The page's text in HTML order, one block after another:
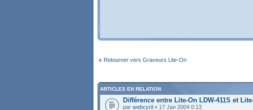
Retourner vers Graveurs Lite-On
ARTICLES EN RELATION
Différence entre Lite-On LDW-411S et
par webcyril » 17 Jan 2004 0:13